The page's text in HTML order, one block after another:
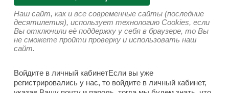
Наш сайт, как и все современные сайты (последние
десятилетия), использует технологию Cookies, если
Вы отключили её поддержку у себя в браузере, то Вы
не сможете пройти проверку и использовать наш
сайт.
Войдите в личный кабинетЕсли вы уже
регистрировались у нас, то войдите в личный кабинет,